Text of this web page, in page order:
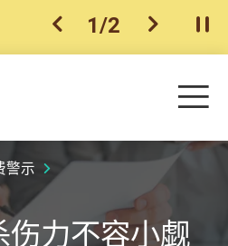
上一个
1/2 下一个开
目
警示
伤力不容小觑